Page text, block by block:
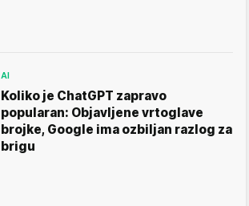
AI
Koliko je ChatGPT zapravo
popularan: Objavljene vrtoglave
brojke, Google ima ozbiljan razlog za
brigu